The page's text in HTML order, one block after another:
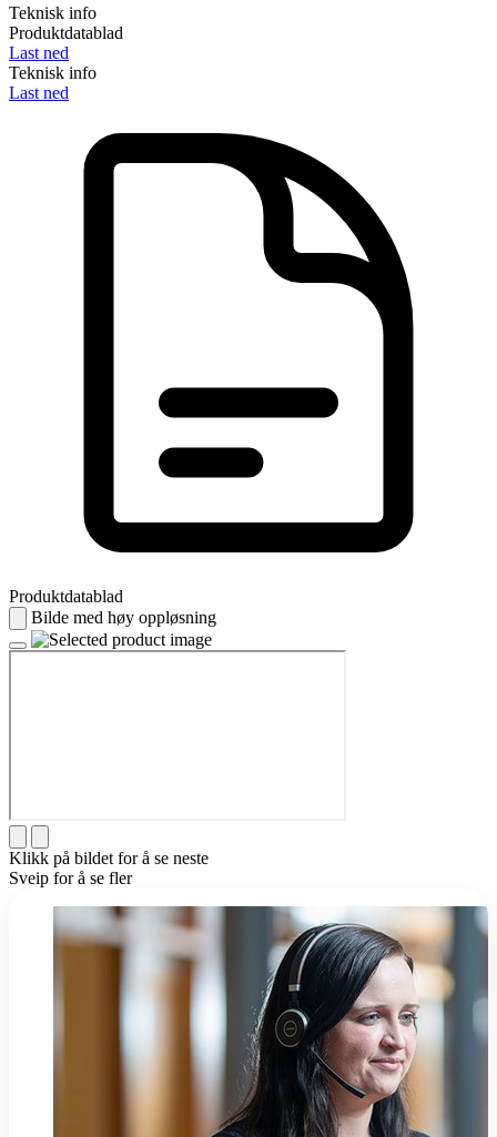
Teknisk info
Produktdatablad
Last ned
Teknisk info
Last ned
Produktdatablad
Bilde med høy oppløsning
Klikk på bildet for å se neste
Sveip for å se fler